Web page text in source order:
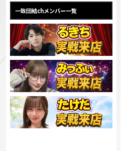
一致団結chメンバー一覧